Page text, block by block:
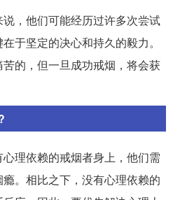
，他们可能经历过许多次尝试
于坚定的决心和持久的毅力。
的，但一旦成功戒烟，将会获
理依赖的戒烟者身上，他们需
。相比之下，没有心理依赖的